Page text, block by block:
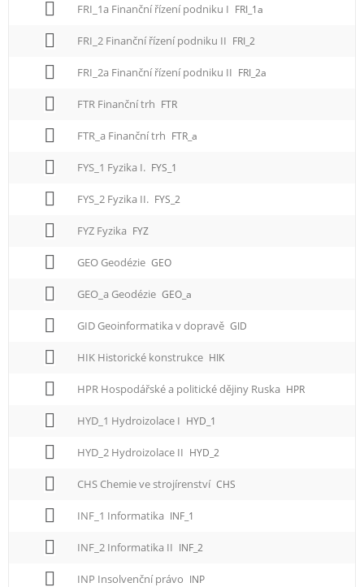
FRI_1a Finanční řízení podniku I FRI_1a
FRI_2 Finanční řízení podniku II FRI_2
FRI_2a Finanční řízení podniku II FRI_2a
FTR Finanční trh FTR
FTR_a Finanční trh FTR_a
FYS_1 Fyzika I. FYS_1
FYS_2 Fyzika II. FYS_2
FYZ Fyzika FYZ
GEO Geodézie GEO
GEO_a Geodézie GEO_a
GID Geoinformatika v dopravě GID
HIK Historické konstrukce HIK
HPR Hospodářské a politické dějiny Ruska HPR
HYD_1 Hydroizolace I HYD_1
HYD_2 Hydroizolace II HYD_2
CHS Chemie ve strojírenství CHS
INF_1 Informatika INF_1
INF_2 Informatika II INF_2
INP Insolvenční právo INP